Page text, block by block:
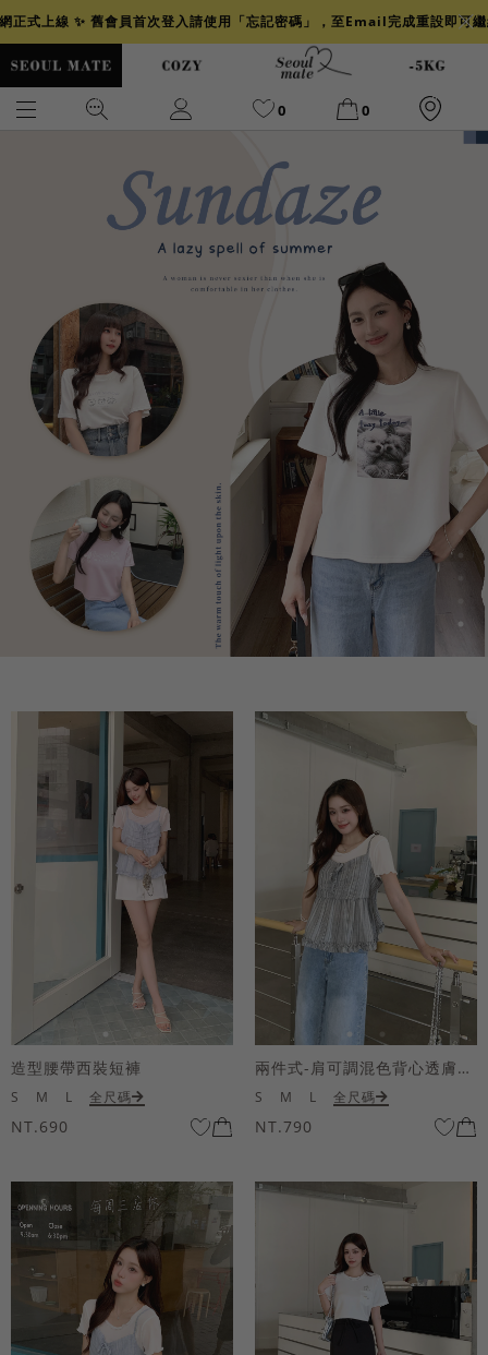
正式上線 ✨ 舊會員首次登入請使用「忘記密碼」，至Email完成重設即可
0 0
背心
透膚 小香 牛仔
襯衫 褲裙 冰感
涼感
造型腰帶西裝短褲
S M L 全尺碼
NT.690
兩件式-肩可調混色背心透膚上衣套組
S M L 全尺碼
NT.790